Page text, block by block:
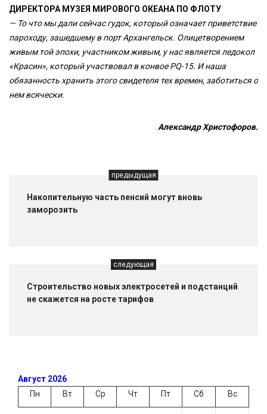
ДИРЕКТОРА МУЗЕЯ МИРОВОГО ОКЕАНА ПО ФЛОТУ
— То что мы дали сейчас гудок, который означает приветствие
пароходу, зашедшему в порт Архангельск. Олицетворением
живым той эпохи, участником живым, у нас является ледокол
«Красин», который участвовал в конвое PQ-15. И наша
обязанность хранить этого свидетеля тех времен, заботиться о
нем всячески.
Александр Христофоров.
предыдущая
Накопительную часть пенсий могут вновь
заморозить
следующая
Строительство новых электросетей и подстанций
не скажется на росте тарифов
Август 2026
Пн
Вт Ср Чт Пт Сб Вс